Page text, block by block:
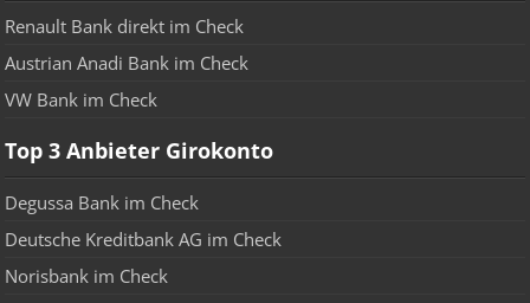
Renault Bank direkt im Check
Austrian Anadi Bank im Check
VW Bank im Check
Top 3 Anbieter Girokonto
Degussa Bank im Check
Deutsche Kreditbank AG im Check
Norisbank im Check